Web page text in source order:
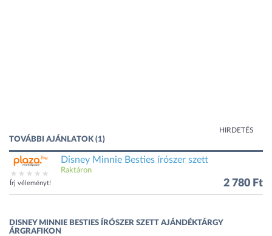
HIRDETÉS
TOVÁBBI AJÁNLATOK (1)
Írj véleményt!
Disney Minnie Besties írószer szett
Raktáron
2 780 Ft
DISNEY MINNIE BESTIES ÍRÓSZER SZETT AJÁNDÉKTÁRGY
ÁRGRAFIKON